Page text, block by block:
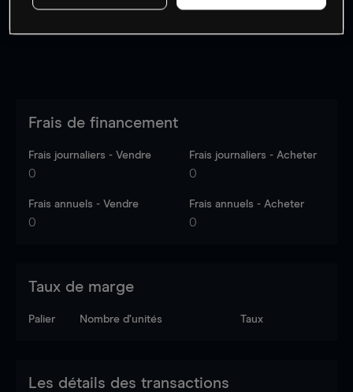
Frais de financement
Frais journaliers - Vendre
0
Frais journaliers - Acheter
0
Frais annuels - Vendre
0
Frais annuels - Acheter
0
Taux de marge
Palier Nombre d’unités Taux
Les détails des transactions